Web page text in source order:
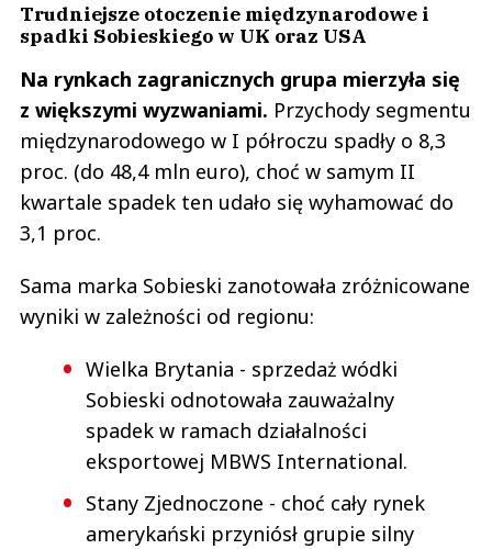
Trudniejsze otoczenie międzynarodowe i
spadki Sobieskiego w UK oraz USA
Na rynkach zagranicznych grupa mierzyła się
z większymi wyzwaniami. Przychody segmentu
międzynarodowego w I półroczu spadły o 8,3
proc. (do 48,4 mln euro), choć w samym II
kwartale spadek ten udało się wyhamować do
3,1 proc.
Sama marka Sobieski zanotowała zróżnicowane
wyniki w zależności od regionu:
Wielka Brytania - sprzedaż wódki
Sobieski odnotowała zauważalny
spadek w ramach działalności
eksportowej MBWS International.
Stany Zjednoczone - choć cały rynek
amerykański przyniósł grupie silny